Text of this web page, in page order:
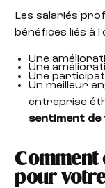
Les salariés
bénéfices liés à
Une
Une
Une
Un meilleur
entreprise
sentiment de
Comment
pour